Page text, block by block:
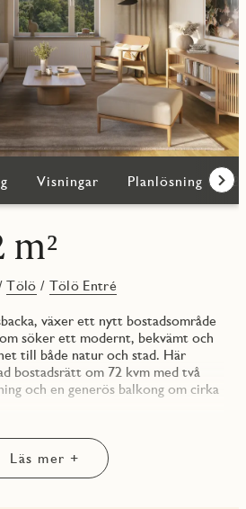
Visningar Planlösning
Tölö / Tölö Entré
växer ett nytt bostadsområde
söker ett modernt, bekvämt och
till både natur och stad. Här
bostadsrätt om 72 kvm med två
och en generös balkong om cirka
yteffektiv planlösning med en
med skjutdörrsgarderober.
ligger en trestavs ekparkett och
Läs mer +